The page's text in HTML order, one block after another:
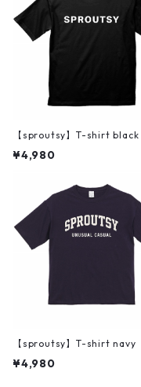
【sproutsy】T-shirt black
¥4,980
【sproutsy】T-shirt navy
¥4,980